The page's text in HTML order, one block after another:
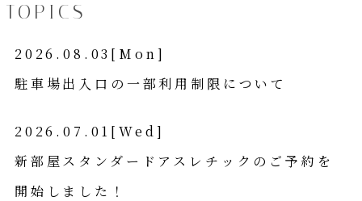
TOPICS
2026.08.03[Mon]
駐車場出入口の一部利用制限について
2026.07.01[Wed]
新部屋スタンダードアスレチックのご予約を
開始しました！